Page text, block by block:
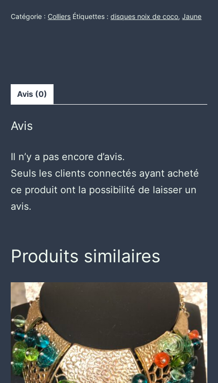
Catégorie : Colliers Étiquettes :disques noix de coco,Jaune
Avis (0)
Avis
Il n’y a pas encore d’avis.
Seuls les clients connectés ayant acheté
ce produit ont la possibilité de laisser un
avis.
Produits similaires